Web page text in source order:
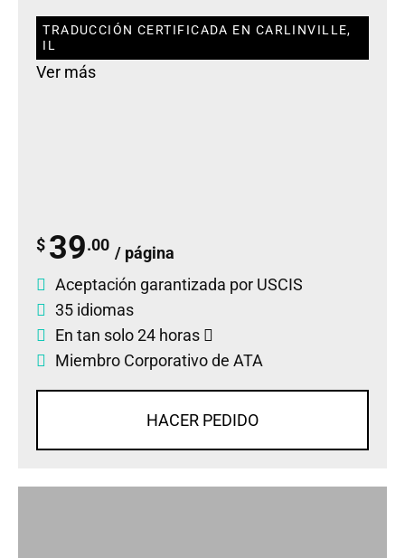
TRADUCCIÓN CERTIFICADA EN CARLINVILLE,
IL
Ver más
$ 39.00 / página
Aceptación garantizada por USCIS
35 idiomas
En tan solo 24 horas
Miembro Corporativo de ATA
HACER PEDIDO